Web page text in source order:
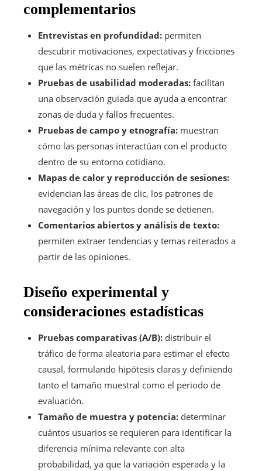
complementarios
Entrevistas en profundidad: permiten
descubrir motivaciones, expectativas y fricciones
que las métricas no suelen reflejar.
Pruebas de usabilidad moderadas: facilitan
una observación guiada que ayuda a encontrar
zonas de duda y fallos frecuentes.
Pruebas de campo y etnografía: muestran
cómo las personas interactúan con el producto
dentro de su entorno cotidiano.
Mapas de calor y reproducción de sesiones:
evidencian las áreas de clic, los patrones de
navegación y los puntos donde se detienen.
Comentarios abiertos y análisis de texto:
permiten extraer tendencias y temas reiterados a
partir de las opiniones.
Diseño experimental y
consideraciones estadísticas
Pruebas comparativas (A/B): distribuir el
tráfico de forma aleatoria para estimar el efecto
causal, formulando hipótesis claras y definiendo
tanto el tamaño muestral como el periodo de
evaluación.
Tamaño de muestra y potencia: determinar
cuántos usuarios se requieren para identificar la
diferencia mínima relevante con alta
probabilidad, ya que la variación esperada y la